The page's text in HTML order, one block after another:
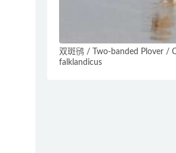
双斑鸻 / Two-banded Plover /
falklandicus